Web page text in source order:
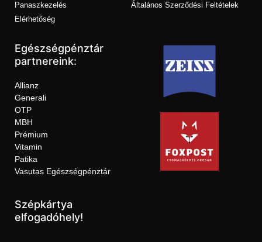
Panaszkezelés
Elérhetőség
Általános Szerződési Feltételek
Egészségpénztár
partnereink:
Allianz
Generali
OTP
MBH
Prémium
Vitamin
Patika
Vasutas Egészségpénztár
Szépkártya
elfogadóhely!